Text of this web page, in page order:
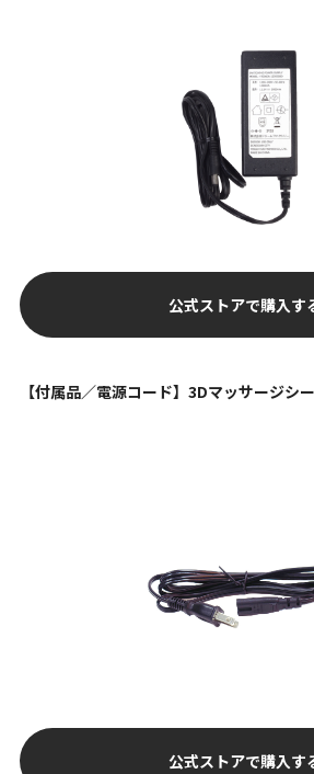
公式ストアで購入す
【付属品／電源コード】3Dマッサージシ
公式ストアで購入す